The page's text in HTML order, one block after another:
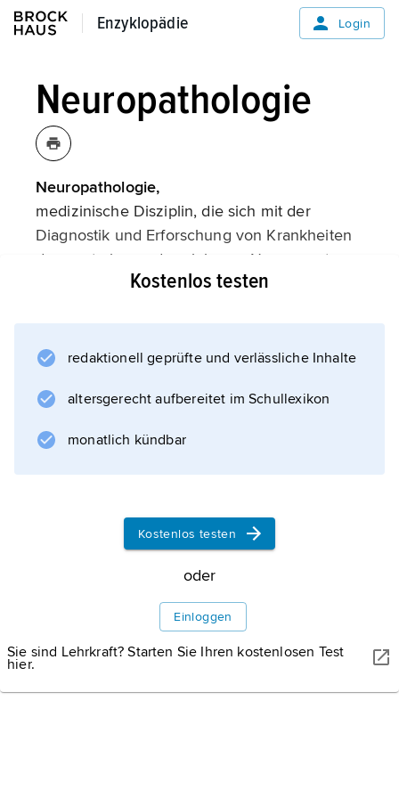
Enzyklopädie
Enzyklopädie Login
Neuropathologie
Neuropathologie,
medizinische Disziplin, die sich mit der
Diagnostik und Erforschung von Krankheiten
des zentralen und peripheren Nervensystems
sowie der Skelettmuskulatur befasst.
Kostenlos testen
redaktionell geprüfte und verlässliche Inhalte
altersgerecht aufbereitet im Schullexikon
monatlich kündbar
Kostenlos testen
oder
Einloggen
Sie sind Lehrkraft? Starten Sie Ihren kostenlosen Test
hier.